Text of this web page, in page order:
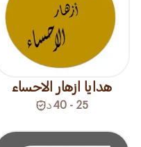
هدايا ازهار الاحساء
25 - 40 د